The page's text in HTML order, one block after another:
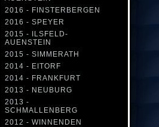
2016 - FINSTERBERGEN
2016 - SPEYER
2015 - ILSFELD-
AUENSTEIN
2015 - SIMMERATH
2014 - EITORF
2014 - FRANKFURT
2013 - NEUBURG
2013 -
SCHMALLENBERG
2012 - WINNENDEN